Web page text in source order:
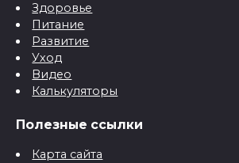
Здоровье
Питание
Развитие
Уход
Видео
Калькуляторы
Полезные ссылки
Карта сайта